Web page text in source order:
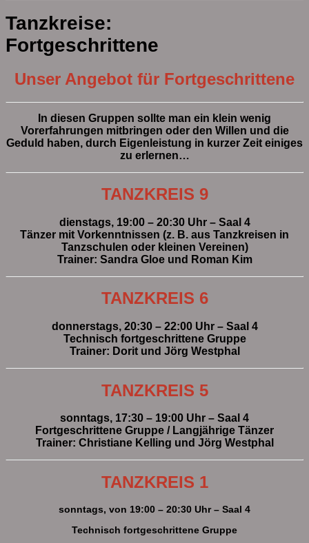
Tanzkreise:
Fortgeschrittene
Unser Angebot für Fortgeschrittene
In diesen Gruppen sollte man ein klein wenig
Vorerfahrungen mitbringen oder den Willen und die
Geduld haben, durch Eigenleistung in kurzer Zeit einiges
zu erlernen…
TANZKREIS 9
dienstags, 19:00 – 20:30 Uhr – Saal 4
Tänzer mit Vorkenntnissen (z. B. aus Tanzkreisen in
Tanzschulen oder kleinen Vereinen)
Trainer: Sandra Gloe und Roman Kim
TANZKREIS 6
donnerstags, 20:30 – 22:00 Uhr – Saal 4
Technisch fortgeschrittene Gruppe
Trainer: Dorit und Jörg Westphal
TANZKREIS 5
sonntags, 17:30 – 19:00 Uhr – Saal 4
Fortgeschrittene Gruppe / Langjährige Tänzer
Trainer: Christiane Kelling und Jörg Westphal
TANZKREIS 1
sonntags, von 19:00 – 20:30 Uhr – Saal 4
Technisch fortgeschrittene Gruppe